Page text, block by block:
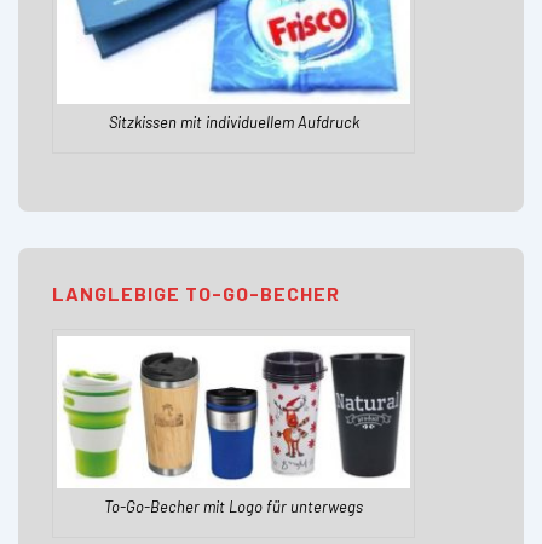
Sitzkissen mit individuellem Aufdruck
LANGLEBIGE TO-GO-BECHER
To-Go-Becher mit Logo für unterwegs